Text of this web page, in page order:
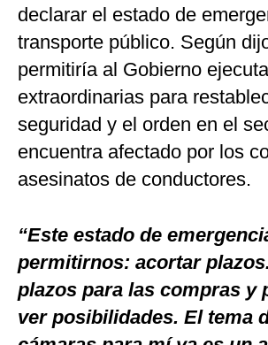
declarar el estado de
transporte público. Según
permitiría al Gobierno
extraordinarias para
seguridad y el orden en el
encuentra afectado por los
asesinatos de conductores.
“Este estado de
permitirnos: acortar
plazos para las compras y
ver posibilidades. El tema